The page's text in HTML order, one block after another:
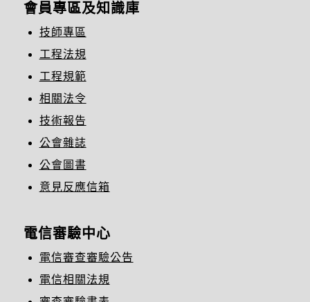
會員專區及知識庫
技師專區
工程法規
工程規範
相關法令
技術報告
公會雜誌
公會圖書
意見反應信箱
電信審驗中心
電信審查審驗公告
電信相關法規